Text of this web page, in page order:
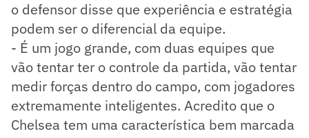
o defensor disse que experiência e estratégia
podem ser o diferencial da equipe.
- É um jogo grande, com duas equipes que
vão tentar ter o controle da partida, vão tentar
medir forças dentro do campo, com jogadores
extremamente inteligentes. Acredito que o
Chelsea tem uma característica bem marcada